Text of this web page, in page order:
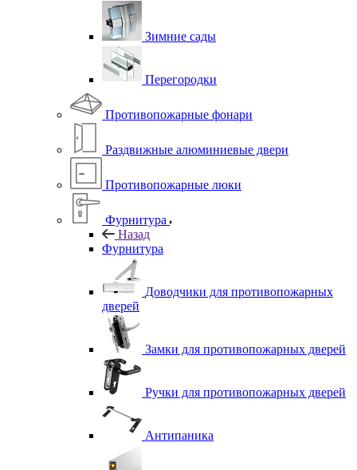
Зимние сады
Перегородки
Противопожарные фонари
Раздвижные алюминиевые двери
Противопожарные люки
Фурнитура
Назад
Фурнитура
Доводчики для противопожарных
дверей
Замки для противопожарных дверей
Ручки для противопожарных дверей
Антипаника